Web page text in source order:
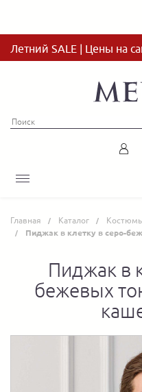
Летний SALE | Цены на
Главная Каталог
Пиджак в клетку в серо-
Пиджак в
бежевых